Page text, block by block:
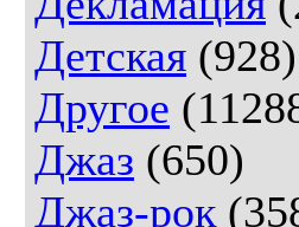
Детская (928)
Другое
Джаз (650)
Джаз-рок